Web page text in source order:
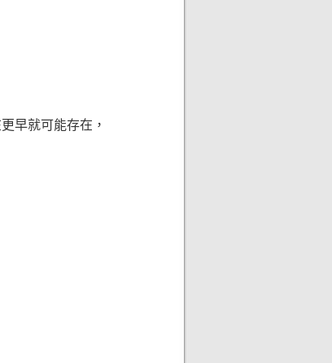
早就可能存在，